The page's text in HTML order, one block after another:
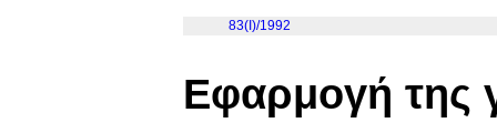
83(I)/1992
Εφαρμογή της